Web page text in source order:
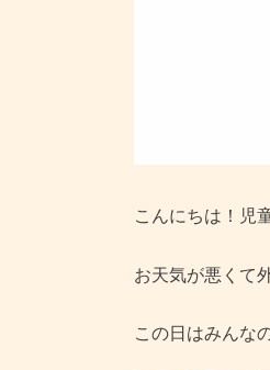
こんにちは！児
お天気が悪くて
この日はみんな